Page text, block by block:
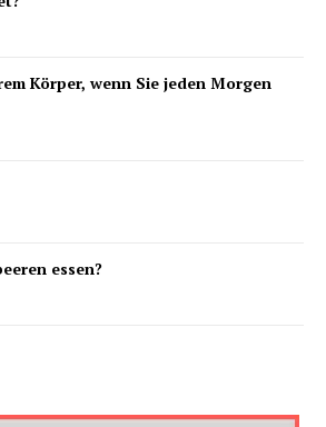
Körper, wenn Sie jeden Morgen
essen?